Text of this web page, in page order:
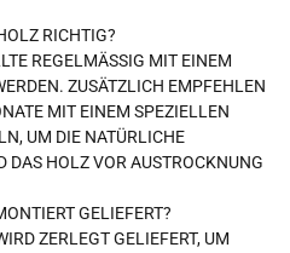
RICHTIG?
REGELMÄSSIG MIT EINEM F
ZUSÄTZLICH EMPFEHLEN W
MIT EINEM SPEZIELLEN H
UM DIE NATÜRLICHE S
HOLZ VOR AUSTROCKNUNG Z
GELIEFERT?
ZERLEGT GELIEFERT, UM